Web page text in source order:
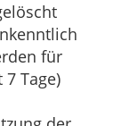
für
Tage)